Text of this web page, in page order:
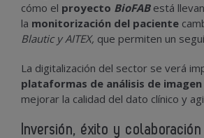
cómo el proyecto BioFAB está
la monitorización del paciente
Blautic y AITEX, que permiten un
La digitalización del sector se verá
plataformas de análisis de
mejorar la calidad del dato clínico y
Inversión, éxito y